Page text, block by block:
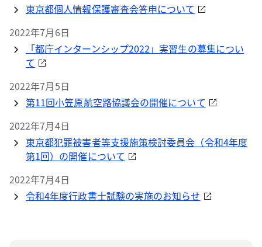
東京都個人情報保護審査会答申について
2022年7月6日
「都庁インターンシップ2022」実習生の募集につい
て
2022年7月5日
第11回小笠原航空路協議会の開催について
2022年7月4日
東京都犯罪被害者等支援施策検討委員会（令和4年度
第1回）の開催について
2022年7月4日
令和4年度行政書士試験の実施のお知らせ